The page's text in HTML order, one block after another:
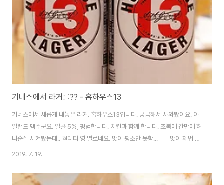
기네스에서 라거를?? - 홉하우스13
기네스에서 새롭게 내놓은 라거. 홉하우스13입니다. 궁금해서 사와봤어요. 아
일랜드 맥주군요. 알콜 5%, 평범합니다. 치킨과 함께 합니다. 초복에 간만에 허
니순살 시켜봤는데.. 퀄리티 영 별로네요. 맛이 평소만 못함... -_- 맛이 제법 괜
찮습니다. 먹을만 하네요. ㅎㅎ
2019. 7. 19.